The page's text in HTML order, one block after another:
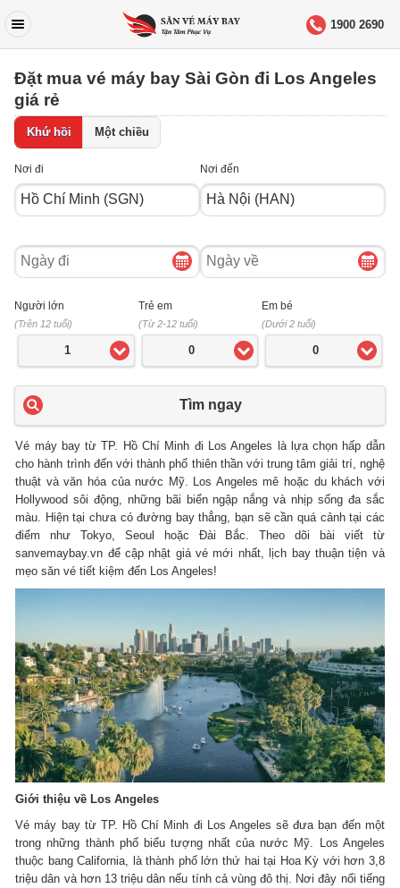
1900 2690
Đặt mua vé máy bay Sài Gòn đi Los Angeles
giá rẻ
Khứ hồi Một chiều
Nơi đi Nơi đến
Ngày
đi
Ngày
về
Người lớn
(Trên 12 tuổi)
1
Trẻ em
(Từ 2-12 tuổi)
0
Em bé
(Dưới 2 tuổi)
0
Tìm ngay
Vé máy bay từ TP. Hồ Chí Minh đi Los Angeles là lựa chọn hấp dẫn
cho hành trình đến với thành phố thiên thần với trung tâm giải trí, nghệ
thuật và văn hóa của nước Mỹ. Los Angeles mê hoặc du khách với
Hollywood sôi động, những bãi biển ngập nắng và nhịp sống đa sắc
màu. Hiện tại chưa có đường bay thẳng, bạn sẽ cần quá cảnh tại các
điểm như Tokyo, Seoul hoặc Đài Bắc. Theo dõi bài viết từ
sanvemaybay.vn để cập nhật giá vé mới nhất, lịch bay thuận tiện và
mẹo săn vé tiết kiệm đến Los Angeles!
Giới thiệu về Los Angeles
Vé máy bay từ TP. Hồ Chí Minh đi Los Angeles sẽ đưa bạn đến một
trong những thành phố biểu tượng nhất của nước Mỹ. Los Angeles
thuộc bang California, là thành phố lớn thứ hai tại Hoa Kỳ với hơn 3,8
triệu dân và hơn 13 triệu dân nếu tính cả vùng đô thị. Nơi đây nổi tiếng